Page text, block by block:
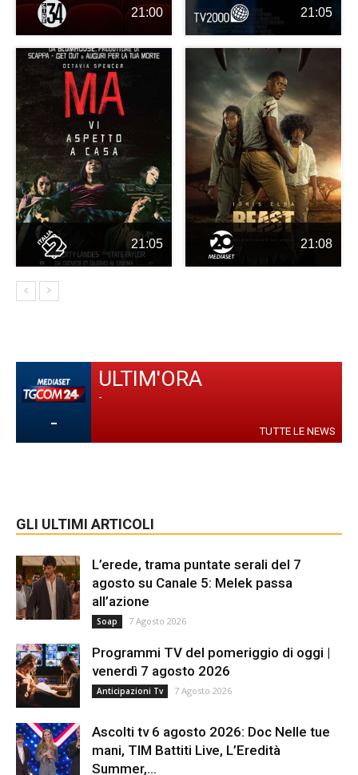
21:00 21:05
21:05 21:08
-
ULTIM'ORA
-
TUTTE LE NEWS
GLI ULTIMI ARTICOLI
L’erede, trama puntate serali del 7
agosto su Canale 5: Melek passa
all’azione
Soap 7 Agosto 2026
Programmi TV del pomeriggio di oggi |
venerdì 7 agosto 2026
Anticipazioni Tv 7 Agosto 2026
Ascolti tv 6 agosto 2026: Doc Nelle tue
mani, TIM Battiti Live, L’Eredità
Summer,...